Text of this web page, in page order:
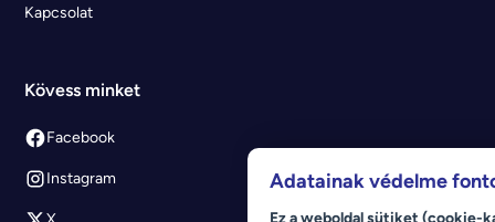
Kapcsolat
Kövess minket
Facebook
Instagram Adatainak védelme
Ez a weboldal sütiket (cookie-